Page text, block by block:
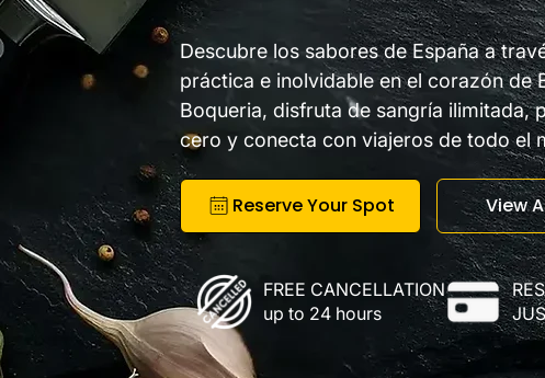
Descubre los sabores de España a
práctica e inolvidable en el corazón de
Boqueria, disfruta de sangría ilimitada,
cero y conecta con viajeros de todo el
Reserve Your Spot View
FREE CANCELLATION
up to 24 hours